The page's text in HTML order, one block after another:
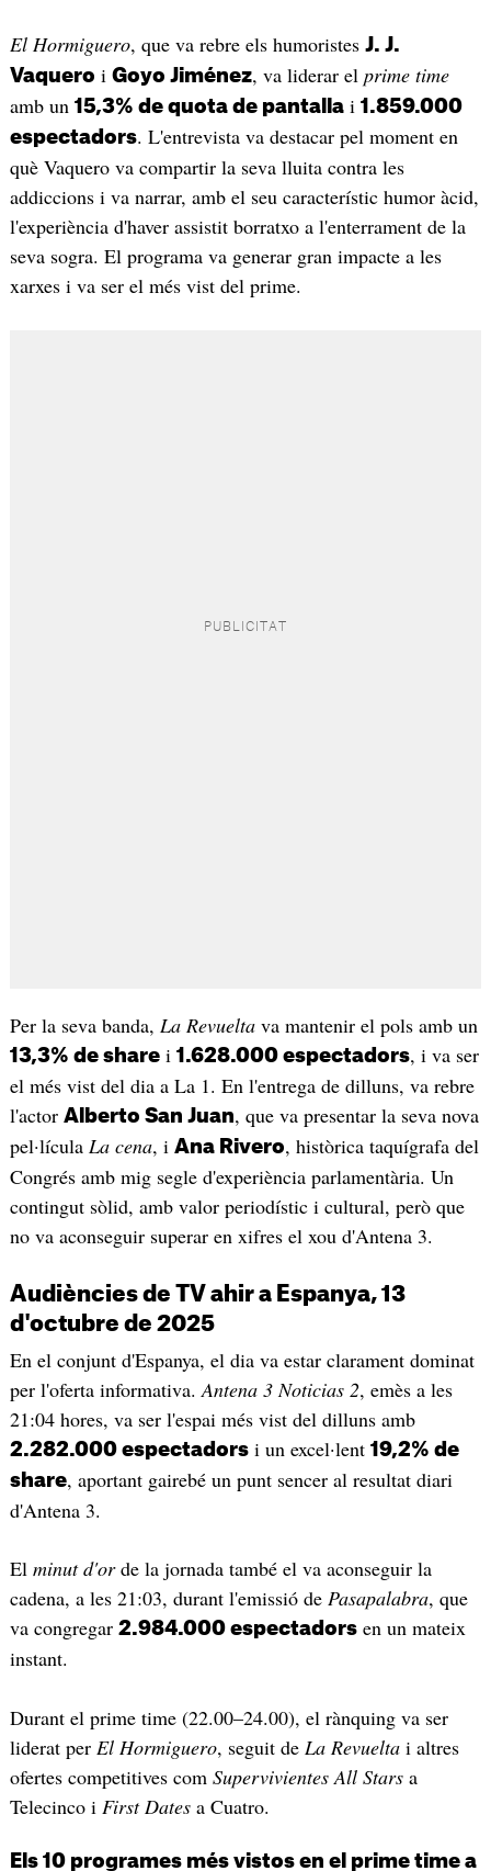
El Hormiguero, que va rebre els humoristes J. J.
Vaquero i Goyo Jiménez, va liderar el prime time
amb un 15,3% de quota de pantallai 1.859.000
espectadors. L'entrevista va destacar pel moment en
què Vaquero va compartir la seva lluita contra les
addiccions i va narrar, amb el seu característic humor àcid,
l'experiència d'haver assistit borratxo a l'enterrament de la
seva sogra. El programa va generar gran impacte a les
xarxes i va ser el més vist del prime.
Per la seva banda, La Revueltava mantenir el pols amb un
13,3% de sharei 1.628.000 espectadors, i va ser
el més vist del dia a La 1. En l'entrega de dilluns, va rebre
l'actor Alberto San Juan, que va presentar la seva nova
pel·lícula La cena, i Ana Rivero, històrica taquígrafa del
Congrés amb mig segle d'experiència parlamentària. Un
contingut sòlid, amb valor periodístic i cultural, però que
no va aconseguir superar en xifres el xou d'Antena 3.
Audiències de TV ahir a Espanya, 13
d'octubre de 2025
En el conjunt d'Espanya, el dia va estar clarament dominat
per l'oferta informativa. Antena 3 Noticias 2, emès a les
21:04 hores, va ser l'espai més vist del dilluns amb
2.282.000 espectadorsi un excel·lent 19,2% de
share, aportant gairebé un punt sencer al resultat diari
d'Antena 3.
El minut d'orde la jornada també el va aconseguir la
cadena, a les 21:03, durant l'emissió de Pasapalabra, que
va congregar 2.984.000 espectadorsen un mateix
instant.
Durant el prime time (22.00–24.00), el rànquing va ser
liderat per El Hormiguero, seguit de La Revueltai altres
ofertes competitives com Supervivientes All Starsa
Telecinco i First Datesa Cuatro.
Els 10 programes més vistos en el prime time a